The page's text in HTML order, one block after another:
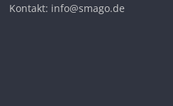
Kontakt: info@smago.de